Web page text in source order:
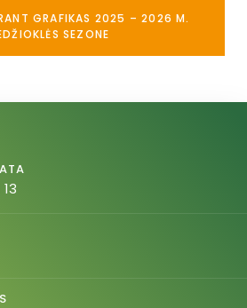
GRAFIKAS 2025 – 2026 M.
SEZONE